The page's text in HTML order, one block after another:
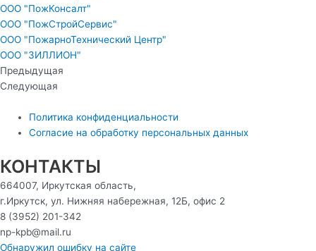
ООО "ПожКонсалт"
ООО "ПожСтройСервис"
ООО "ПожарноТехнический Центр"
ООО "ЗИЛЛИОН"
Предыдущая
Следующая
Политика конфиденциальности
Согласие на обработку персональных данных
КОНТАКТЫ
664007, Иркутская область,
г.Иркутск, ул. Нижняя набережная, 12Б, офис 2
8 (3952) 201-342
np-kpb@mail.ru
Обнаружил ошибку на сайте